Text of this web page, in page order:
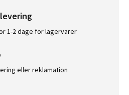
1-2 dage for lagervarer
eller reklamation